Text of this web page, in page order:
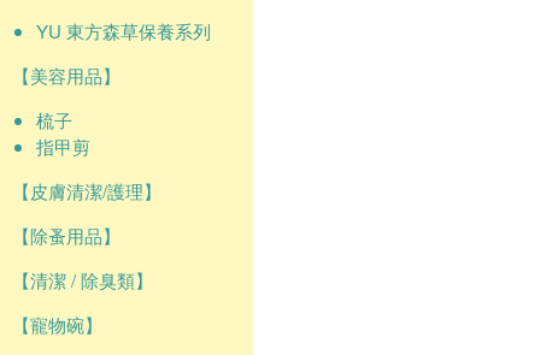
YU 東方森草保養系列
【美容用品】
梳子
指甲剪
【皮膚清潔/護理】
【除蚤用品】
【清潔 / 除臭類】
【寵物碗】